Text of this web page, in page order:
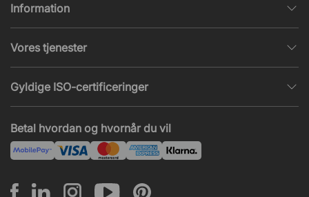
Information
Salgs- & Leveringsbetingelser
Populære sider
Vores tjenester
Kontormøbler tilbud
Montering
Betal hvordan og hvornår du vil
Gyldige ISO-certificeringer
ISO 14001
ISO 45001